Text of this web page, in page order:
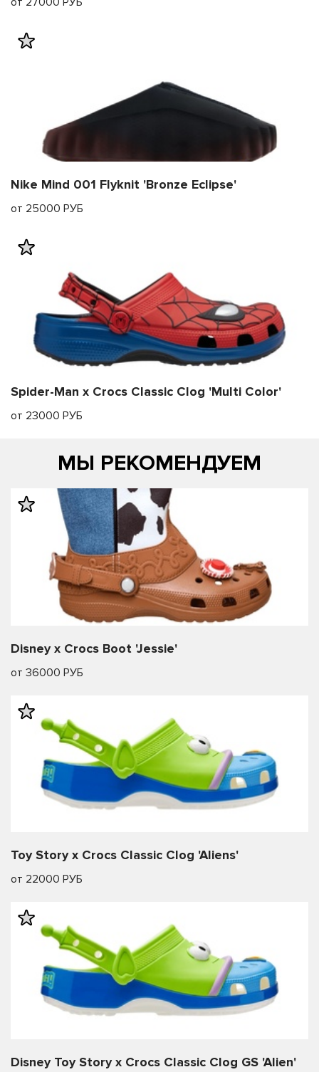
Nike Mind 001 Flyknit 'Bronze Eclipse'
от 25000 РУБ
Spider-Man x Crocs Classic Clog 'Multi Color'
от 23000 РУБ
МЫ РЕКОМЕНДУЕМ
Disney x Crocs Boot 'Jessie'
от 36000 РУБ
Toy Story x Crocs Classic Clog 'Aliens'
от 22000 РУБ
Disney Toy Story x Crocs Classic Clog GS 'Alien'